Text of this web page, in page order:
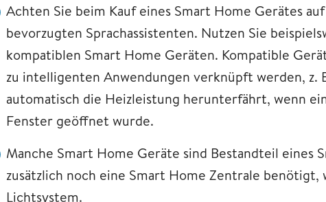
Achten Sie beim Kauf eines Smart Home Gerätes
bevorzugten Sprachassistenten. Nutzen Sie
kompatiblen Smart Home Geräten. Kompatible
zu intelligenten Anwendungen verknüpft werden, z.
automatisch die Heizleistung herunterfährt, wenn
Fenster geöffnet wurde.
Manche Smart Home Geräte sind Bestandteil eines
zusätzlich noch eine Smart Home Zentrale benötigt,
Lichtsystem.